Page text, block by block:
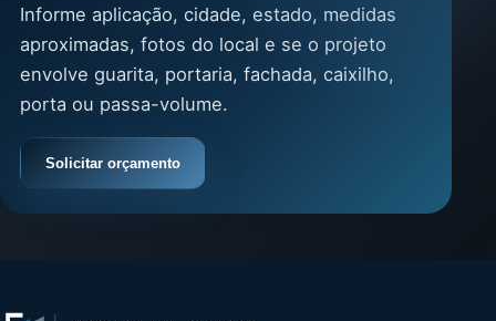
Informe aplicação, cidade, estado, medidas
aproximadas, fotos do local e se o projeto
envolve guarita, portaria, fachada, caixilho,
porta ou passa-volume.
Solicitar orçamento